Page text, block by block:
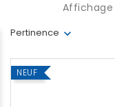
Pertinence
NEUF